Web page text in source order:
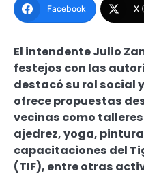
Facebook X
El intendente Julio
festejos con las
destacó su rol social
ofrece propuestas
vecinas como
ajedrez, yoga,
capacitaciones del
(TIF), entre otras